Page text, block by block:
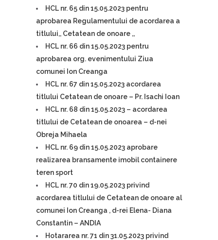
HCL nr. 65 din 15.05.2023 pentru
aprobarea Regulamentului de acordarea a
titlului,, Cetatean de onoare ,,
HCL nr. 66 din 15.05.2023 pentru
aprobarea org. evenimentului Ziua
comunei Ion Creanga
HCL nr. 67 din 15.05.2023 acordarea
titlului Cetatean de onoare – Pr. Isachi Ioan
HCL nr. 68 din 15.05.2023 – acordarea
titlului de Cetatean de onoarea – d-nei
Obreja Mihaela
HCL nr. 69 din 15.05.2023 aprobare
realizarea bransamente imobil containere
teren sport
HCL nr. 70 din 19.05.2023 privind
acordarea titlului de Cetatean de onoare al
comunei Ion Creanga , d-rei Elena- Diana
Constantin – ANDIA
Hotararea nr. 71 din 31.05.2023 privind